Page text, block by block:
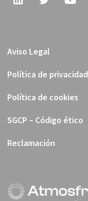
Aviso Legal
Política de privacidad
Política de cookies
SGCP – Código ético
Reclamación